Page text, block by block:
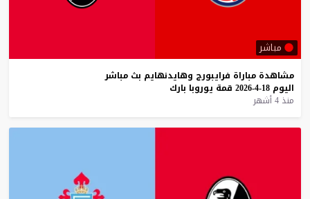
مباشر
مشاهدة مباراة فرايبورج وهايدنهايم بث مباشر
اليوم 18-4-2026 قمة يوروبا بارك
منذ 4 أشهر